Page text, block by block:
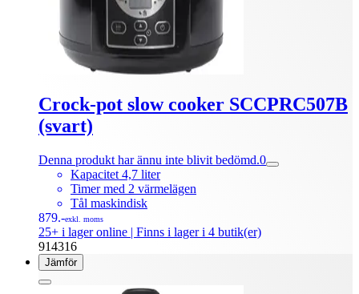
Crock-pot slow cooker SCCPRC507B
(svart)
Denna produkt har ännu inte blivit bedömd.0
Kapacitet 4,7 liter
Timer med 2 värmelägen
Tål maskindisk
879.-exkl. moms
25+ i lager online | Finns i lager i 4 butik(er)
914316
Jämför